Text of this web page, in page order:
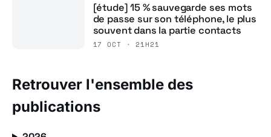
[étude] 15 % sauvegarde ses mots
de passe sur son téléphone, le plus
souvent dans la partie contacts
17 OCT · 21H21
Retrouver l'ensemble des
publications